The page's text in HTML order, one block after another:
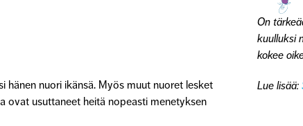
hänen nuori ikänsä. Myös muut nuoret lesket
ovat usuttaneet heitä nopeasti menetyksen
On
kuulluksi
kokee
Lue lisää: